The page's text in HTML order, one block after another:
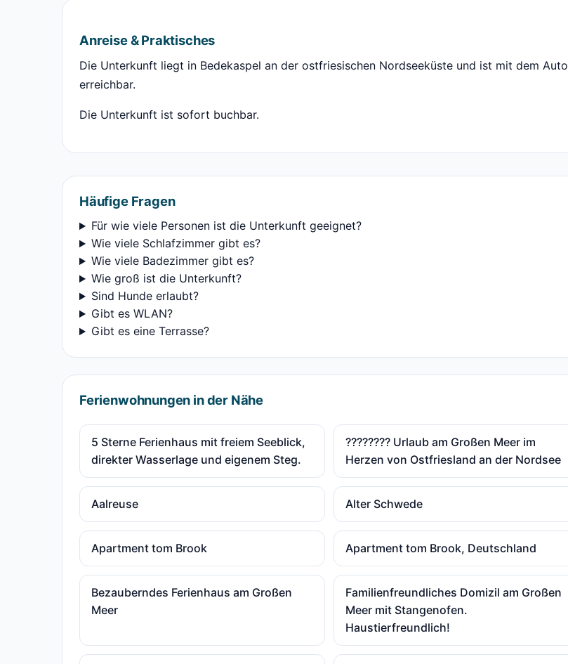
Anreise & Praktisches
Die Unterkunft liegt in Bedekaspel an der ostfriesischen Nordseeküste und ist mit dem Auto
erreichbar.
Die Unterkunft ist sofort buchbar.
Häufige Fragen
Für wie viele Personen ist die Unterkunft geeignet?
Wie viele Schlafzimmer gibt es?
Wie viele Badezimmer gibt es?
Wie groß ist die Unterkunft?
Sind Hunde erlaubt?
Gibt es WLAN?
Gibt es eine Terrasse?
Ferienwohnungen in der Nähe
5 Sterne Ferienhaus mit freiem Seeblick,
direkter Wasserlage und eigenem Steg.
???????? Urlaub am Großen Meer im
Herzen von Ostfriesland an der Nordsee
Aalreuse Alter Schwede
Apartment tom Brook Apartment tom Brook, Deutschland
Bezauberndes Ferienhaus am Großen
Meer
Familienfreundliches Domizil am Großen
Meer mit Stangenofen.
Haustierfreundlich!